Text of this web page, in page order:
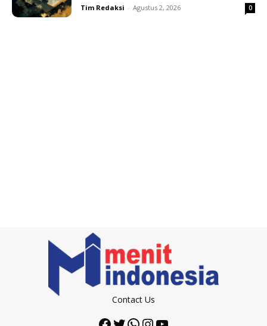
Tim Redaksi - Agustus 2, 2026 0
Contact Us